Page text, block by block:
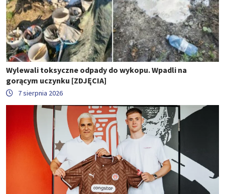
Wylewali toksyczne odpady do wykopu. Wpadli na
gorącym uczynku [ZDJĘCIA]
7 sierpnia 2026